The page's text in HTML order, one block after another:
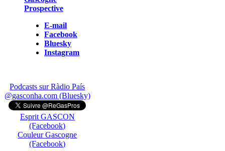
Prospective
E-mail
Facebook
Bluesky
Instagram
Podcasts sur Ràdio País
@gasconha.com (Bluesky)
Esprit GASCON
(Facebook)
Couleur Gascogne
(Facebook)